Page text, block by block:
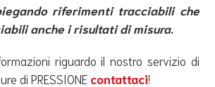
riferimenti tracciabili che
anche i risultati di misura.
riguardo il nostro servizio di
di PRESSIONE contattaci!